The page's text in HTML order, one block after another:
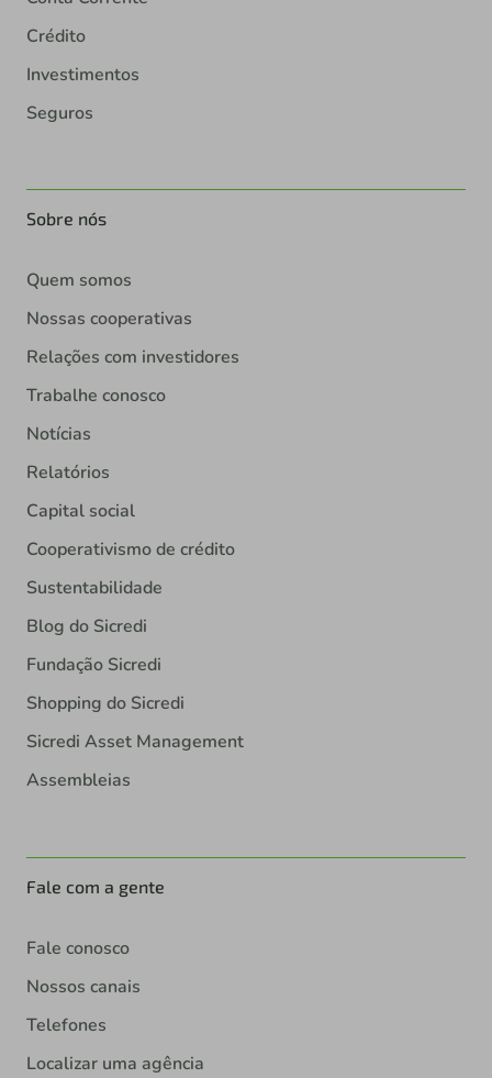
Crédito
Investimentos
Seguros
Sobre nós
Quem somos
Nossas cooperativas
Relações com investidores
Trabalhe conosco
Notícias
Relatórios
Capital social
Cooperativismo de crédito
Sustentabilidade
Blog do Sicredi
Fundação Sicredi
Shopping do Sicredi
Sicredi Asset Management
Assembleias
Fale com a gente
Fale conosco
Nossos canais
Telefones
Localizar uma agência